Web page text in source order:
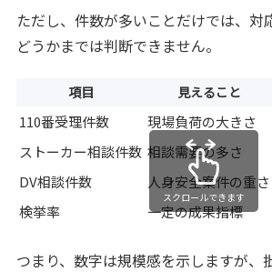
ただし、件数が多いことだけでは、対
どうかまでは判断できません。
項目 見えること
110番受理件数 現場負荷の大きさ
ストーカー相談件数 相談需要の多さ
DV相談件数
人身安全案件の重さ
検挙率
一定の成果指標
スクロールできます
つまり、数字は規模感を示しますが、